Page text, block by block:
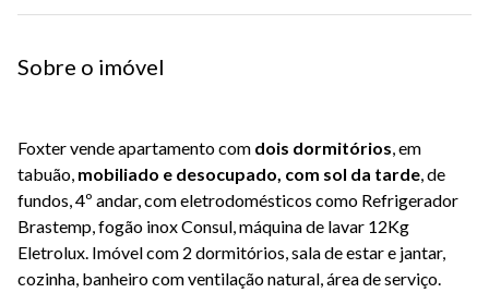
Sobre o imóvel
Foxtervende apartamento com dois dormitórios, em
tabuão, mobiliado e desocupado, com sol da tarde, de
fundos, 4º andar, com eletrodomésticos como Refrigerador
Brastemp, fogão inox Consul, máquina de lavar 12Kg
Eletrolux. Imóvel com 2 dormitórios, sala de estar e jantar,
cozinha, banheiro com ventilação natural, área de serviço.